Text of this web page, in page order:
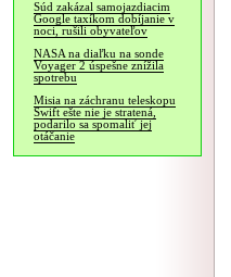
Súd zakázal samojazdiacim
Google taxíkom dobíjanie v
noci, rušili obyvateľov
NASA na diaľku na sonde
Voyager 2 úspešne znížila
spotrebu
Misia na záchranu teleskopu
Swift ešte nie je stratená,
podarilo sa spomaliť jej
otáčanie